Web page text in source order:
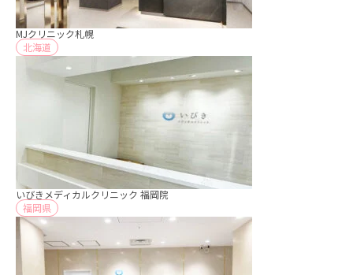
MJクリニック札幌
北海道
いびきメディカルクリニック 福岡院
福岡県